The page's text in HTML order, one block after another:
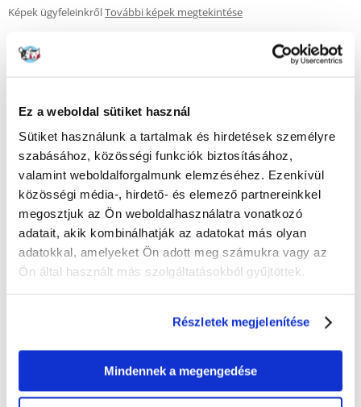
Ez a weboldal sütiket használ
Sütiket használunk a tartalmak és hirdetések személyre
szabásához, közösségi funkciók biztosításához,
valamint weboldalforgalmunk elemzéséhez. Ezenkívül
közösségi média-, hirdető- és elemező partnereinkkel
megosztjuk az Ön weboldalhasználatra vonatkozó
adatait, akik kombinálhatják az adatokat más olyan
adatokkal, amelyeket Ön adott meg számukra vagy az
Ön által használt más szolgáltatásokból gyűjtöttek.
Részletek megjelenítése
Mindennek a megengedése
Képek ügyfeleinkrőlTovábbi képek megtekintése
Leírás
Stílusos és funkcionális póráz, amely ötvözi a tartósságot és az
esztétikus megjelenést. A külső réteg kiváló minőségű öko-bőrből
készült, elegáns megjelenésű és kellemes tapintású, míg a belső nylon
szalag szakadás- és kopásállóságot biztosít.
Legfontosabb jellemzők:
Külső réteg öko-bőrből – elegáns és modern megjelenés
Belső réteg megerősített nylon szalag – tartósság és biztonság
Kellemes tapintású – kényelem a mindennapi séták során